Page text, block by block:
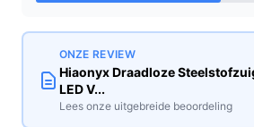
Vergelijk op type‑niveau bij het
instapmodellen, middelgrote
zwaardere oplossingen.
ONZE REVIEW
Hiaonyx Draadloze
LED V...
Lees onze uitgebreide beoordeling